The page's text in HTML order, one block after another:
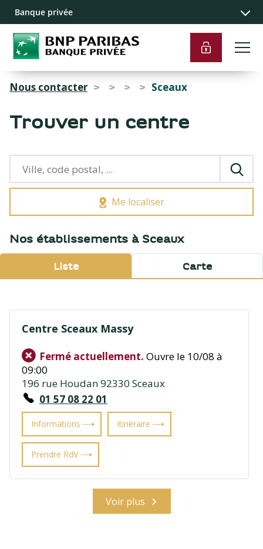
Recherche
Navigation
principale
Banque privée
Nous contacter > > > > Sceaux
Trouver un centre
Me localiser
{{count}}
trouvés
Nos établissements à Sceaux
Liste Carte
Centre Sceaux Massy
Fermé actuellement. Ouvre le 10/08 à
09:00
196 rue Houdan 92330 Sceaux
01 57 08 22 01
Informations Itinéraire
Prendre RdV
Voir plus